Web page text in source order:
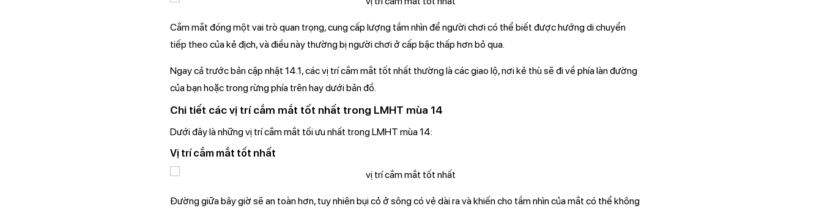
Cắm mắt đóng một vai trò quan trọng, cung cấp lượng tầm nhìn để người chơi có thể biết được hướng di chuyển
tiếp theo của kẻ địch, và điều này thường bị người chơi ở cấp bậc thấp hơn bỏ qua.
Ngay cả trước bản cập nhật 14.1, các vị trí cắm mắt tốt nhất thường là các giao lộ, nơi kẻ thù sẽ đi về phía làn đường
của bạn hoặc trong rừng phía trên hay dưới bản đồ.
Chi tiết các vị trí cắm mắt tốt nhất trong LMHT mùa 14
Dưới đây là những vị trí cắm mắt tối ưu nhất trong LMHT mùa 14:
Vị trí cắm mắt tốt nhất
Đường giữa bây giờ sẽ an toàn hơn, tuy nhiên bụi cỏ ở sông có vẻ dài ra và khiến cho tầm nhìn của mắt có thể không